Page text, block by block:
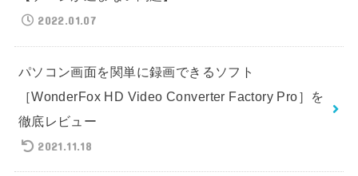
2022.01.07
パソコン画面を関単に録画できるソフト
［WonderFox HD Video Converter Factory Pro］を
徹底レビュー
2021.11.18